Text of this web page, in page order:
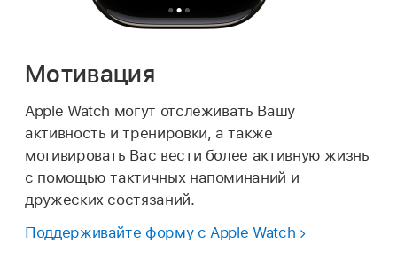
Мотивация
Apple Watch могут отслеживать Вашу
активность и тренировки, а также
мотивировать Вас вести более активную жизнь
с помощью тактичных напоминаний и
дружеских состязаний.
Поддерживайте форму с Apple Watch